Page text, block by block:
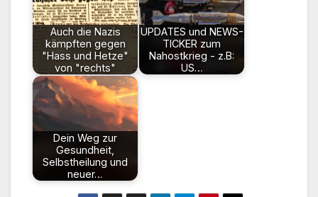
Auch die Nazis
kämpften gegen
"Hass und Hetze"
von "rechts"
UPDATES und NEWS-
TICKER zum
Nahostkrieg - z.B:
US…
Dein Weg zur
Gesundheit,
Selbstheilung und
neuer…